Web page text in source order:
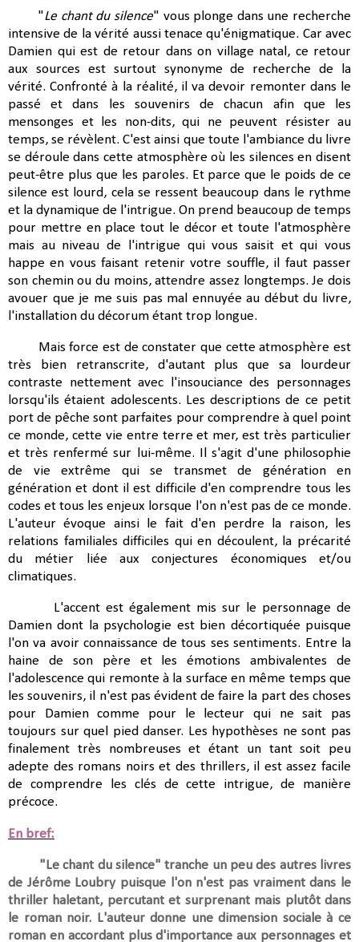
"Le chant du silence" vous plonge dans une recherche
intensive de la vérité aussi tenace qu'énigmatique. Car avec
Damien qui est de retour dans on village natal, ce retour
aux sources est surtout synonyme de recherche de la
vérité. Confronté à la réalité, il va devoir remonter dans le
passé et dans les souvenirs de chacun afin que les
mensonges et les non-dits, qui ne peuvent résister au
temps, se révèlent. C'est ainsi que toute l'ambiance du livre
se déroule dans cette atmosphère où les silences en disent
peut-être plus que les paroles. Et parce que le poids de ce
silence est lourd, cela se ressent beaucoup dans le rythme
et la dynamique de l'intrigue. On prend beaucoup de temps
pour mettre en place tout le décor et toute l'atmosphère
mais au niveau de l'intrigue qui vous saisit et qui vous
happe en vous faisant retenir votre souffle, il faut passer
son chemin ou du moins, attendre assez longtemps. Je dois
avouer que je me suis pas mal ennuyée au début du livre,
l'installation du décorum étant trop longue.
Mais force est de constater que cette atmosphère est
très bien retranscrite, d'autant plus que sa lourdeur
contraste nettement avec l'insouciance des personnages
lorsqu'ils étaient adolescents. Les descriptions de ce petit
port de pêche sont parfaites pour comprendre à quel point
ce monde, cette vie entre terre et mer, est très particulier
et très renfermé sur lui-même. Il s'agit d'une philosophie
de vie extrême qui se transmet de génération en
génération et dont il est difficile d'en comprendre tous les
codes et tous les enjeux lorsque l'on n'est pas de ce monde.
L'auteur évoque ainsi le fait d'en perdre la raison, les
relations familiales difficiles qui en découlent, la précarité
du métier liée aux conjectures économiques et/ou
climatiques.
L'accent est également mis sur le personnage de
Damien dont la psychologie est bien décortiquée puisque
l'on va avoir connaissance de tous ses sentiments. Entre la
haine de son père et les émotions ambivalentes de
l'adolescence qui remonte à la surface en même temps que
les souvenirs, il n'est pas évident de faire la part des choses
pour Damien comme pour le lecteur qui ne sait pas
toujours sur quel pied danser. Les hypothèses ne sont pas
finalement très nombreuses et étant un tant soit peu
adepte des romans noirs et des thrillers, il est assez facile
de comprendre les clés de cette intrigue, de manière
précoce.
En bref:
"Le chant du silence" tranche un peu des autres livres
de Jérôme Loubry puisque l'on n'est pas vraiment dans le
thriller haletant, percutant et surprenant mais plutôt dans
le roman noir. L'auteur donne une dimension sociale à ce
roman en accordant plus d'importance aux personnages et